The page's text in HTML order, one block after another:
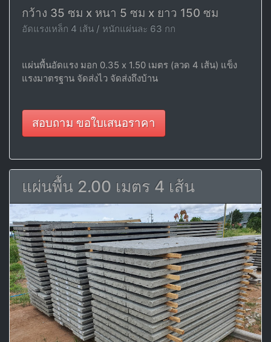
กว้าง 35 ซม x หนา 5 ซม x ยาว 150 ซม
อัดแรงเหล็ก 4 เส้น / หนักแผ่นละ 63 กก
แผ่นพื้นอัดแรง มอก 0.35 x 1.50 เมตร (ลวด 4 เส้น) แข็ง
แรงมาตรฐาน จัดส่งไว จัดส่งถึงบ้าน
สอบถาม ขอใบเสนอราคา
แผ่นพื้น 2.00 เมตร 4 เส้น